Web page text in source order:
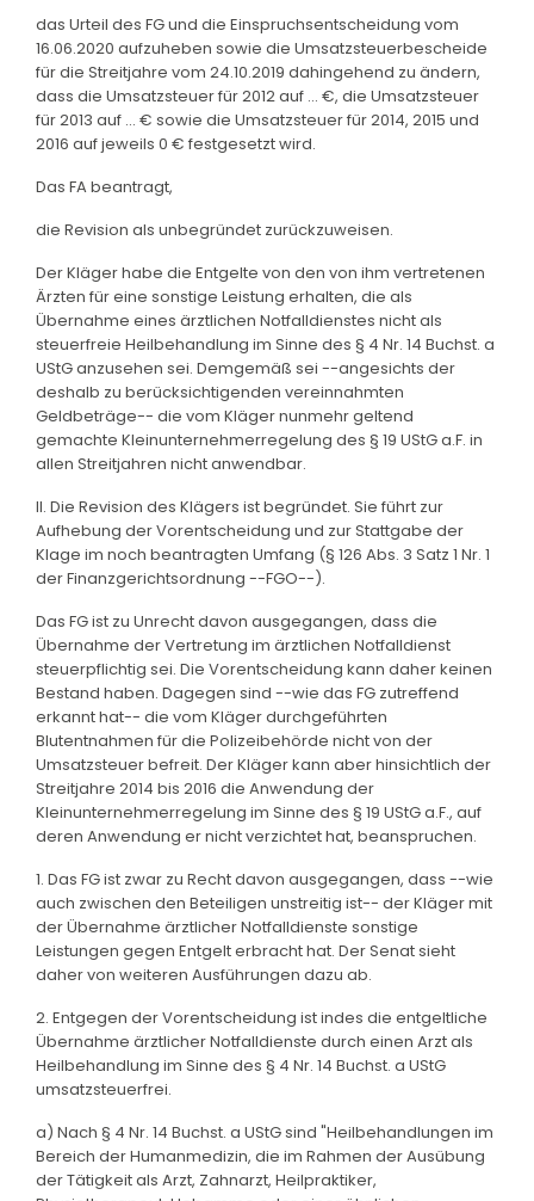
das Urteil des FG und die Einspruchsentscheidung vom
16.06.2020 aufzuheben sowie die Umsatzsteuerbescheide
für die Streitjahre vom 24.10.2019 dahingehend zu ändern,
dass die Umsatzsteuer für 2012 auf ... €, die Umsatzsteuer
für 2013 auf ... € sowie die Umsatzsteuer für 2014, 2015 und
2016 auf jeweils 0 € festgesetzt wird.
Das FA beantragt,
die Revision als unbegründet zurückzuweisen.
Der Kläger habe die Entgelte von den von ihm vertretenen
Ärzten für eine sonstige Leistung erhalten, die als
Übernahme eines ärztlichen Notfalldienstes nicht als
steuerfreie Heilbehandlung im Sinne des § 4 Nr. 14 Buchst. a
UStG anzusehen sei. Demgemäß sei --angesichts der
deshalb zu berücksichtigenden vereinnahmten
Geldbeträge-- die vom Kläger nunmehr geltend
gemachte Kleinunternehmerregelung des § 19 UStG a.F. in
allen Streitjahren nicht anwendbar.
II. Die Revision des Klägers ist begründet. Sie führt zur
Aufhebung der Vorentscheidung und zur Stattgabe der
Klage im noch beantragten Umfang (§ 126 Abs. 3 Satz 1 Nr. 1
der Finanzgerichtsordnung --FGO--).
Das FG ist zu Unrecht davon ausgegangen, dass die
Übernahme der Vertretung im ärztlichen Notfalldienst
steuerpflichtig sei. Die Vorentscheidung kann daher keinen
Bestand haben. Dagegen sind --wie das FG zutreffend
erkannt hat-- die vom Kläger durchgeführten
Blutentnahmen für die Polizeibehörde nicht von der
Umsatzsteuer befreit. Der Kläger kann aber hinsichtlich der
Streitjahre 2014 bis 2016 die Anwendung der
Kleinunternehmerregelung im Sinne des § 19 UStG a.F., auf
deren Anwendung er nicht verzichtet hat, beanspruchen.
1. Das FG ist zwar zu Recht davon ausgegangen, dass --wie
auch zwischen den Beteiligen unstreitig ist-- der Kläger mit
der Übernahme ärztlicher Notfalldienste sonstige
Leistungen gegen Entgelt erbracht hat. Der Senat sieht
daher von weiteren Ausführungen dazu ab.
2. Entgegen der Vorentscheidung ist indes die entgeltliche
Übernahme ärztlicher Notfalldienste durch einen Arzt als
Heilbehandlung im Sinne des § 4 Nr. 14 Buchst. a UStG
umsatzsteuerfrei.
a) Nach § 4 Nr. 14 Buchst. a UStG sind "Heilbehandlungen im
Bereich der Humanmedizin, die im Rahmen der Ausübung
der Tätigkeit als Arzt, Zahnarzt, Heilpraktiker,